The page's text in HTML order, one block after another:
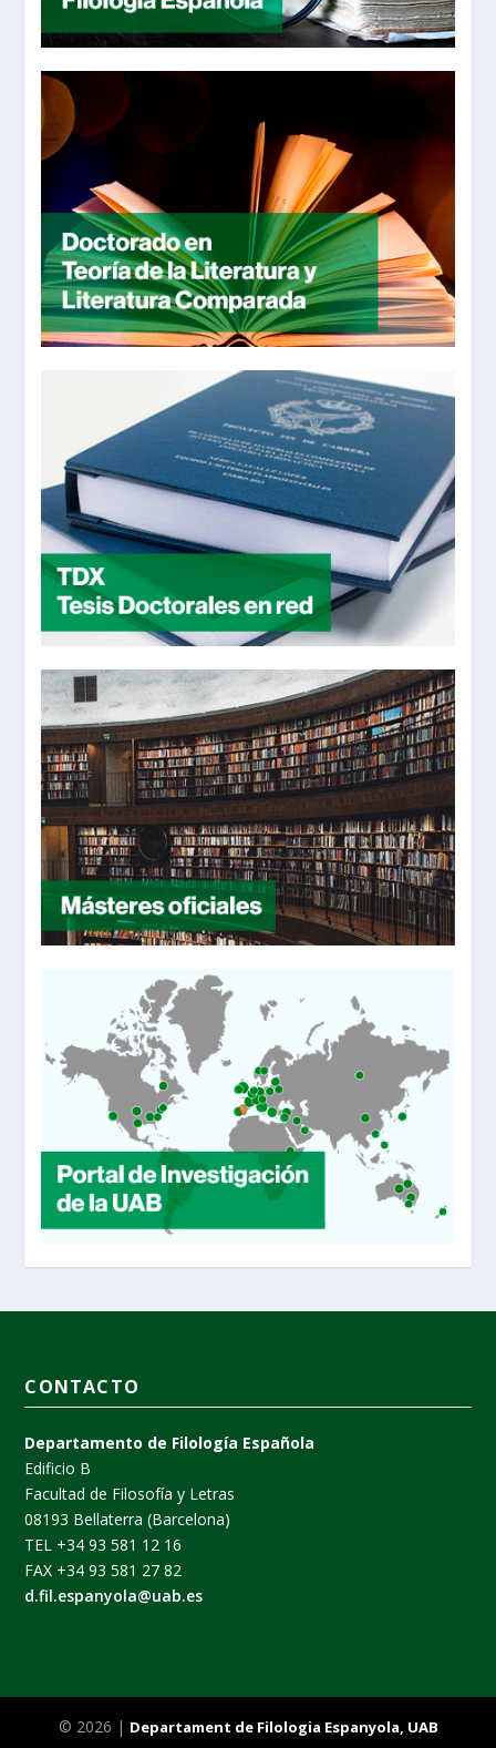
CONTACTO
Departamento de Filología Española
Edificio B
Facultad de Filosofía y Letras
08193 Bellaterra (Barcelona)
TEL +34 93 581 12 16
FAX +34 93 581 27 82
d.fil.espanyola@uab.es
© 2026 | Departament de Filologia Espanyola, UAB